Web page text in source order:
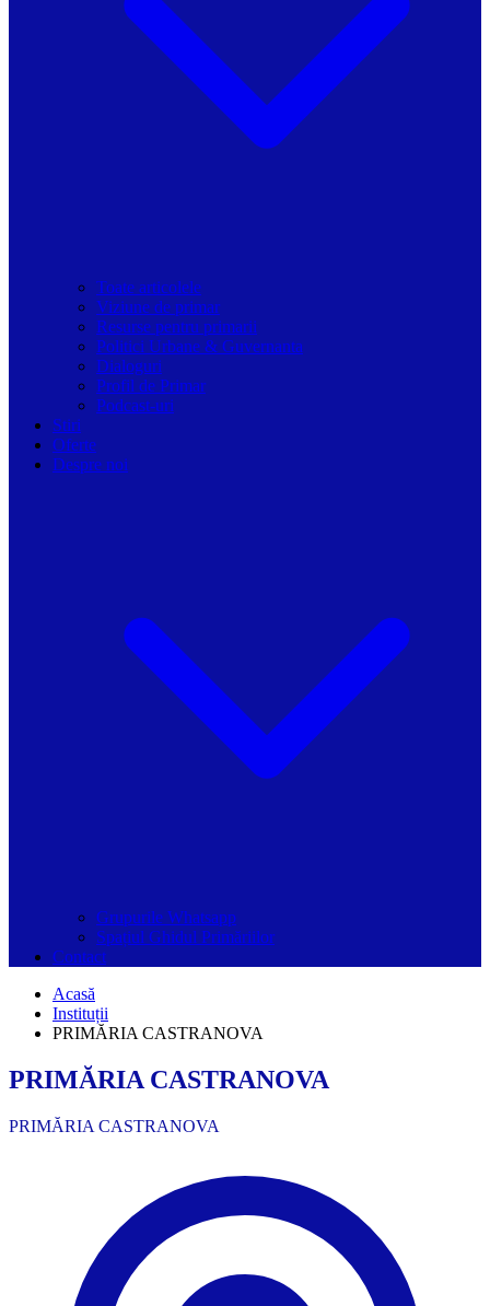
Toate articolele
Viziune de primar
Resurse pentru primarii
Politici Urbane & Guvernanta
Dialoguri
Profil de Primar
Podcast-uri
Stiri
Oferte
Despre noi
Grupurile Whatsapp
Spațiul Ghidul Primăriilor
Contact
Acasă
Instituții
PRIMĂRIA CASTRANOVA
PRIMĂRIA CASTRANOVA
PRIMĂRIA CASTRANOVA